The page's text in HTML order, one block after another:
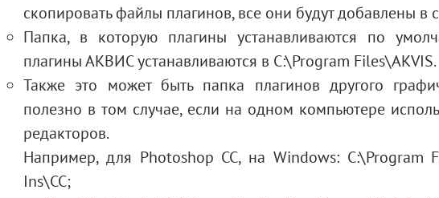
скопировать файлы плагинов, все они будут добавлены в
Папка, в которую плагины устанавливаются по
плагины АКВИС устанавливаются в C:\Program Files\AKVIS.
Также это может быть папка плагинов другого
полезно в том случае, если на одном компьютере
редакторов.
Например, для Photoshop CC, на Windows: C:\Program
Ins\CC;